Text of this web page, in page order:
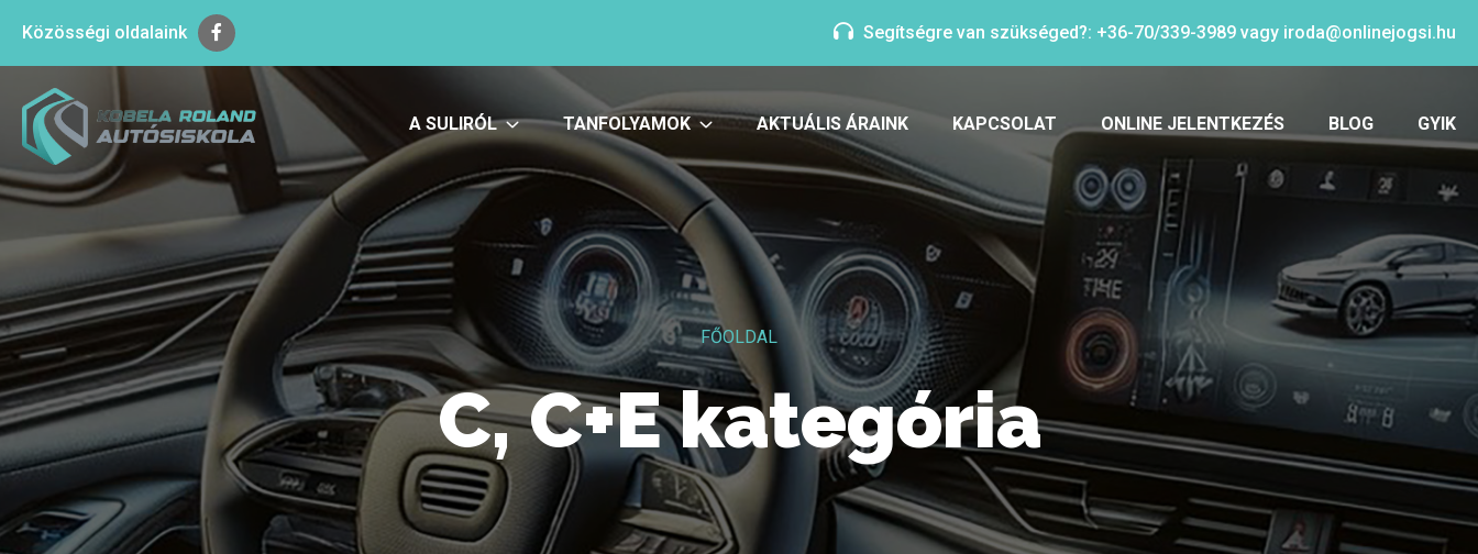
Közösségi oldalaink Segítségre van szükséged?: +36-70/339-3989 vagy iroda@onlinejogsi.hu
A SULIRÓL TANFOLYAMOK AKTUÁLIS ÁRAINK KAPCSOLAT ONLINE JELENTKEZÉS BLOG GYIK
FŐOLDAL
C, C+E kategória